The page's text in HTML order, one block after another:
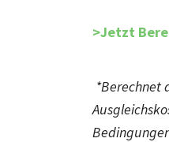
>Jetzt
*Berechnet